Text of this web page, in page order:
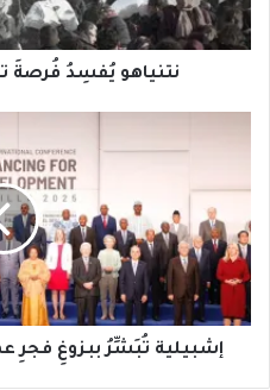
نتنياهو يُفسِدُ فُرصةَ
عهدٍ
جديد
في
التنمية
إشبيلية تُبَشِّرُ ببزوغِ فجرِ